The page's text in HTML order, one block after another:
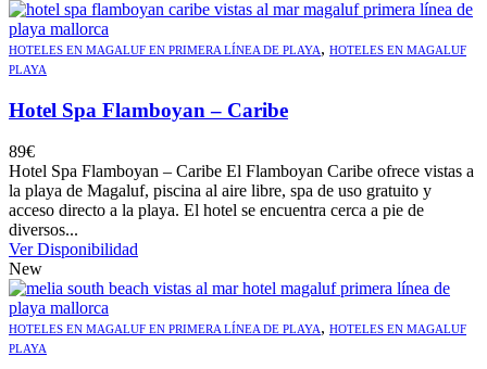
HOTELES EN MAGALUF EN PRIMERA LÍNEA DE PLAYA, HOTELES EN MAGALUF
PLAYA
Hotel Spa Flamboyan – Caribe
89€
Hotel Spa Flamboyan – Caribe El Flamboyan Caribe ofrece vistas a
la playa de Magaluf, piscina al aire libre, spa de uso gratuito y
acceso directo a la playa. El hotel se encuentra cerca a pie de
diversos...
Ver Disponibilidad
New
HOTELES EN MAGALUF EN PRIMERA LÍNEA DE PLAYA, HOTELES EN MAGALUF
PLAYA